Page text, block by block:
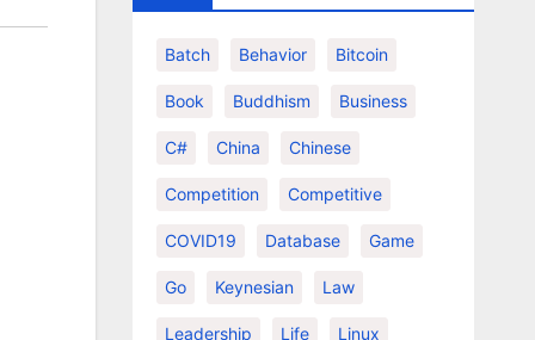
Batch Behavior Bitcoin
Book Buddhism Business
C# China Chinese
Competition Competitive
COVID19 Database Game
Go Keynesian Law
Leadership Life Linux